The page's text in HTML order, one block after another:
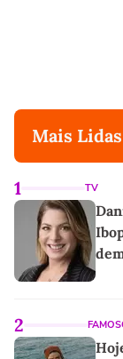
Mais Lidas
1 TV
2